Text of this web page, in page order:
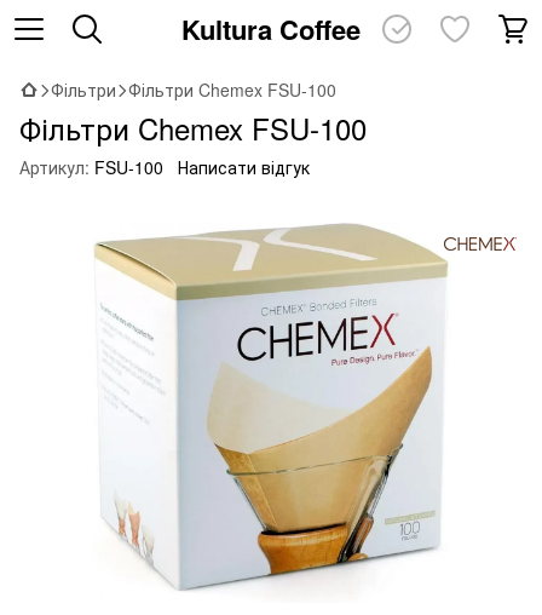
Kultura Coffee
Фільтри Фільтри Chemex FSU-100
Фільтри Chemex FSU-100
Артикул: FSU-100 Написати відгук